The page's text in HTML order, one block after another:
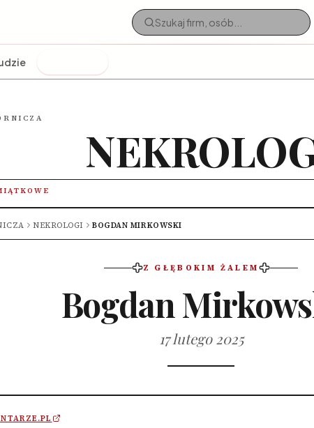
NEKROLOGI BOGDAN MIRKOWSKI
Z GŁĘBOKIM ŻALEM
Bogdan
17 lutego 2025